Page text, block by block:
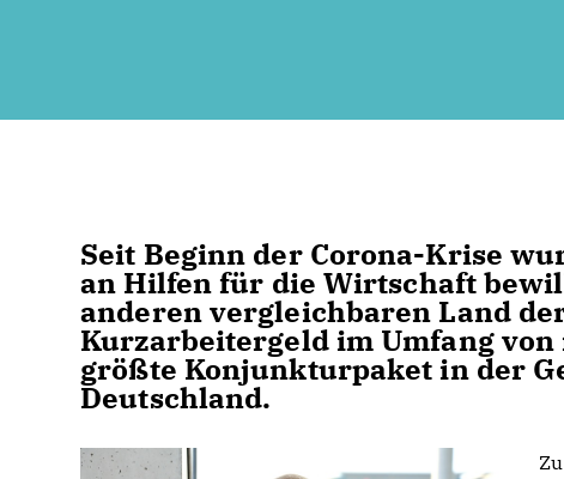
Seit Beginn der Corona-Krise
an Hilfen für die Wirtschaft
anderen vergleichbaren Land
Kurzarbeitergeld im Umfang
größte Konjunkturpaket in der
Deutschland.